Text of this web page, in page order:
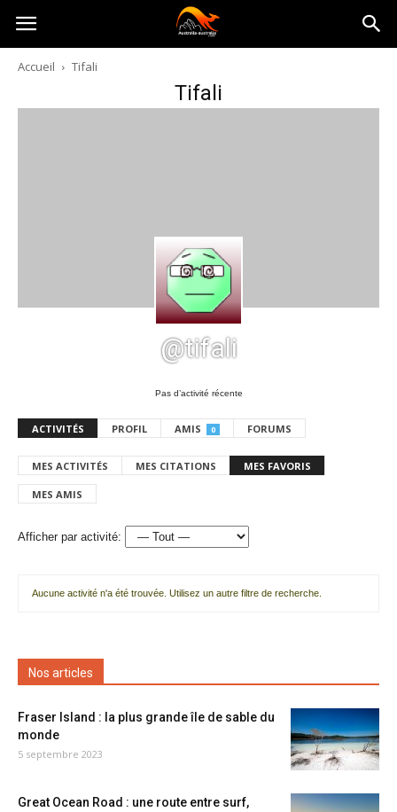
Australia-
australie.com
Accueil Tifali
Tifali
@tifali
Pas d’activité récente
ACTIVITÉS PROFIL AMIS 0 FORUMS
MES ACTIVITÉS MES CITATIONS MES FAVORIS
MES AMIS
Afficher par activité:
Aucune activité n'a été trouvée. Utilisez un autre filtre de recherche.
Nos articles
Fraser Island : la plus grande île de sable du
monde
5 septembre 2023
Great Ocean Road : une route entre surf,